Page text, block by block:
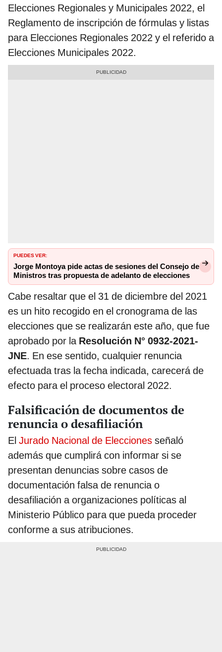
Elecciones Regionales y Municipales 2022, el
Reglamento de inscripción de fórmulas y listas
para Elecciones Regionales 2022 y el referido a
Elecciones Municipales 2022.
PUEDES VER:
Jorge Montoya pide actas de sesiones del Consejo de
Ministros tras propuesta de adelanto de elecciones
Cabe resaltar que el 31 de diciembre del 2021
es un hito recogido en el cronograma de las
elecciones que se realizarán este año, que fue
aprobado por la Resolución N° 0932-2021-
JNE. En ese sentido, cualquier renuncia
efectuada tras la fecha indicada, carecerá de
efecto para el proceso electoral 2022.
Falsificación de documentos de
renuncia o desafiliación
El Jurado Nacional de Elecciones señaló
además que cumplirá con informar si se
presentan denuncias sobre casos de
documentación falsa de renuncia o
desafiliación a organizaciones políticas al
Ministerio Público para que pueda proceder
conforme a sus atribuciones.